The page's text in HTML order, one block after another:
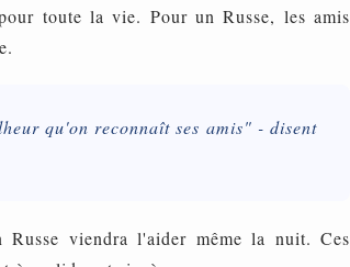
toute la vie. Pour un Russe, les amis
qu'on reconnaît ses amis" - disent
viendra l'aider même la nuit. Ces